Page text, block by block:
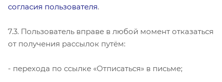
согласия пользователя.
7.3. Пользователь вправе в любой момент отказаться
от получения рассылок путём:
- перехода по ссылке «Отписаться» в письме;